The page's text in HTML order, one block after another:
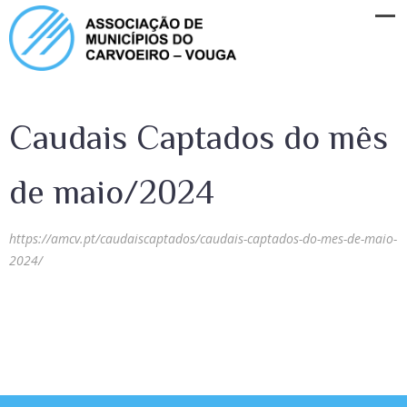
Caudais Captados do mês
de maio/2024
https://amcv.pt/caudaiscaptados/caudais-captados-do-mes-de-maio-
2024/